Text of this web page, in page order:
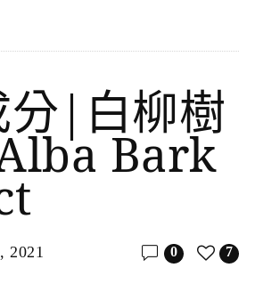
分|白柳樹
Bark
2021 7
0